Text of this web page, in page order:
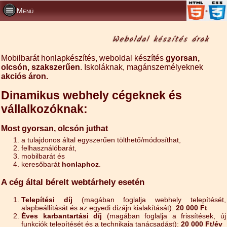
Menü
Weboldal készítés árak
Mobilbarát honlapkészítés, weboldal készítés gyorsan,
olcsón, szakszerűen. Iskoláknak, magánszemélyeknek
akciós áron.
Dinamikus webhely cégeknek és
vállalkozóknak:
Most gyorsan, olcsón juthat
a tulajdonos által egyszerűen tölthető/módosíthat,
felhasználóbarát,
mobilbarát és
keresőbarát honlaphoz
A cég által bérelt webtárhely esetén
Telepítési díj (magában foglalja webhely telepítését,
alapbeállítását és az egyedi dizájn kialakítását): 20 000 Ft
Éves karbantartási díj (magában foglalja a frissítések, új
funkciók telepítését és a technikaia tanácsadást): 20 000 Ft/év